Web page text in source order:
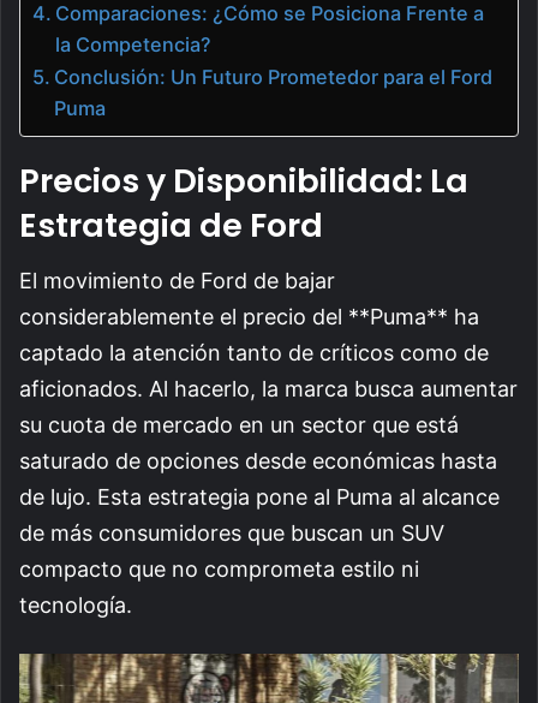
Comparaciones: ¿Cómo se Posiciona Frente a
la Competencia?
Conclusión: Un Futuro Prometedor para el Ford
Puma
Precios y Disponibilidad: La
Estrategia de Ford
El movimiento de Ford de bajar
considerablemente el precio del **Puma** ha
captado la atención tanto de críticos como de
aficionados. Al hacerlo, la marca busca aumentar
su cuota de mercado en un sector que está
saturado de opciones desde económicas hasta
de lujo. Esta estrategia pone al Puma al alcance
de más consumidores que buscan un SUV
compacto que no comprometa estilo ni
tecnología.